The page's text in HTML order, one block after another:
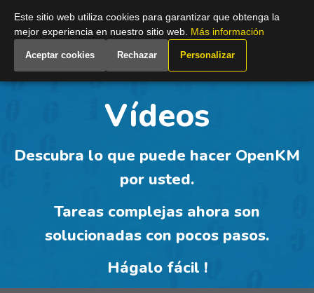
Spain
Vídeos
Descubra lo que puede hacer OpenKM
por usted.
Tareas complejas ahora son
solucionadas con pocos pasos.
Hágalo fácil !
Este sitio web utiliza cookies para garantizar que obtenga la
mejor experiencia en nuestro sitio web. Más información
Aceptar cookies Rechazar Personalizar